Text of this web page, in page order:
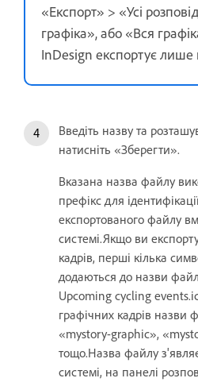
«Експорт» > «Усі
графіка», або «Вся
InDesign експортує лише
Введіть назву та
натисніть «Зберегти».
Вказана назва файлу
префікс для
експортованого файлу
системі.Якщо ви
кадрів, перші кілька
додаються до назви
Upcoming cycling
графічних кадрів назви
«mystory-graphic»,
тощо.Назва файлу
системі, на панелі